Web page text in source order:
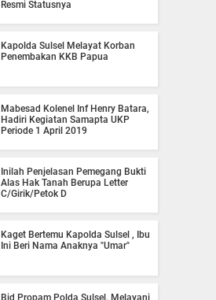
Resmi Statusnya
Kapolda Sulsel Melayat Korban
Penembakan KKB Papua
Mabesad Kolenel Inf Henry Batara,
Hadiri Kegiatan Samapta UKP
Periode 1 April 2019
Inilah Penjelasan Pemegang Bukti
Alas Hak Tanah Berupa Letter
C/Girik/Petok D
Kaget Bertemu Kapolda Sulsel , Ibu
Ini Beri Nama Anaknya "Umar"
Bid Propam Polda Sulsel, Melayani